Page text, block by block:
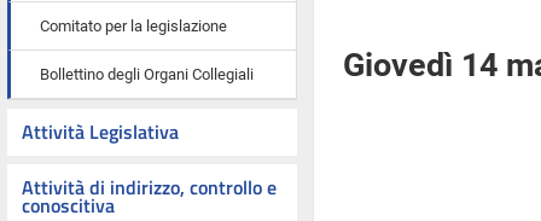
Comitato per la legislazione
Bollettino degli Organi Collegiali
Attività Legislativa
Attività di indirizzo, controllo e
conoscitiva
Giovedì 14